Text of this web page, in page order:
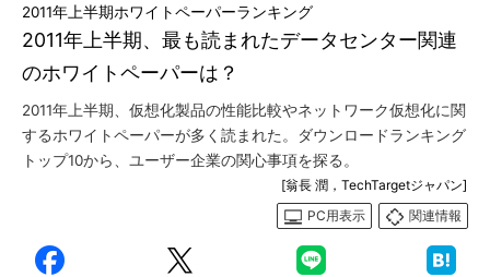
2011年上半期、最も読まれたデータセンター関連
のホワイトペーパーは？
2011年上半期ホワイトペーパーランキング
2011年上半期、仮想化製品の性能比較やネットワーク仮想化に関
するホワイトペーパーが多く読まれた。ダウンロードランキング
トップ10から、ユーザー企業の関心事項を探る。
[翁長 潤，TechTargetジャパン]
PC用表示
関連情報